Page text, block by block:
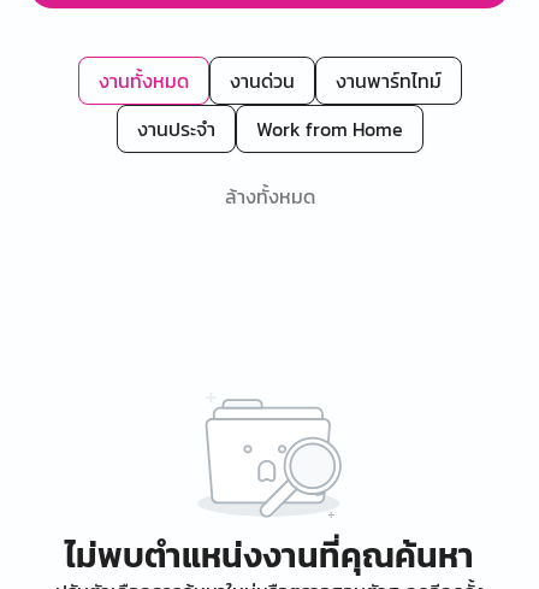
งานทั้งหมด งานด่วน
งานพาร์ทไทม์
งานประจำ
Work from Home
ล้างทั้งหมด
ไม่พบตำแหน่งงานที่คุณค้นหา